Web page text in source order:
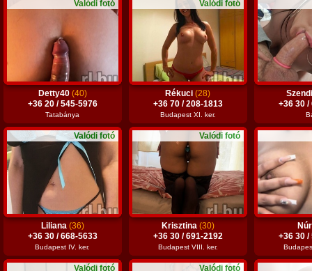
Valódi fotó
Detty40 (40)
+36 20 / 545-5976
Tatabánya
Valódi fotó
Rékuci(28)
+36 70 / 208-1813
Budapest XI. ker.
+36 30 /
Valódi fotó
Liliana (36)
+36 30 / 668-5633
Budapest IV. ker.
Valódi fotó
Krisztina (30)
+36 30 / 691-2192
Budapest VIII. ker.
+36 30 /
Valódi fotó Valódi fotó